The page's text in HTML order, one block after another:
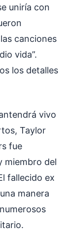
uniría con
canciones
vida”.
los detalles
vivo
Taylor
fue
miembro del
fallecido ex
manera